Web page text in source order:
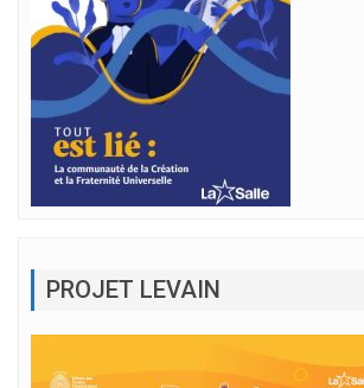
PROJET LEVAIN